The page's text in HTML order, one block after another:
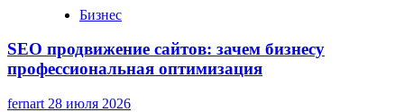
Бизнес
SEO продвижение сайтов: зачем бизнесу
профессиональная оптимизация
fernart 28 июля 2026